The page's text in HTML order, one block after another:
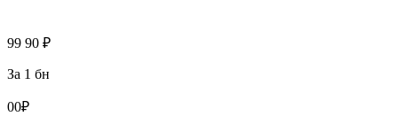
99 90 ₽
За 1 бн
00₽